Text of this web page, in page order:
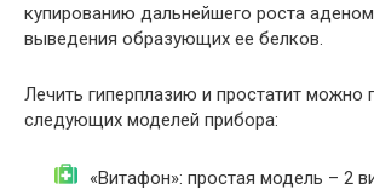
купированию дальнейшего роста
выведения образующих ее белков.
Лечить гиперплазию и простатит
следующих моделей прибора:
«Витафон»: простая модель – 2